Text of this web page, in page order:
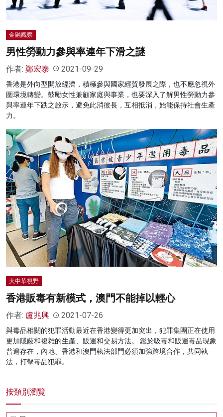
灼見活動
金融觀察
男性勞動力參與率連年下滑之謎
作者: 鄭宏泰 2021-09-29
香港是外向型開放經濟，積極參與國家經貿發展之際，也不應忽視外
圍環境轉變。鼓勵女性兼顧家庭與事業，也要深入了解男性勞動力參
與率連年下跌之啟示，避免此消彼長，互相抵消，始能保持社會生產
力。
大中華視野
香港販毒有新模式，澳門不能掉以輕心
作者: 盧兆興 2021-07-26
與毒品相關的犯罪活動最近在香港變得更加突出，犯罪集團正在使用
更加隱蔽和複雜的生產、販運和交易方法。 鑑於吸毒和販運毒品現象
普遍存在，內地、香港和澳門執法部門必須加強跨境合作，共同執
法，打擊毒品犯罪。
按類別瀏覽